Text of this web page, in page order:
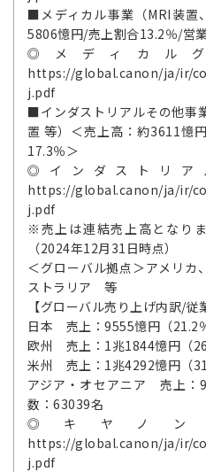
■メディカル事業（MRI装置
5806憶円/売上割合13.2％/営
◎メディカル
https://global.canon/ja/ir/
j.pdf
■インダストリアルその他事
置 等）＜売上高：約3611憶
17.3％＞
◎インダストリア
https://global.canon/ja/ir/
j.pdf
※売上は連結売上高となり
（2024年12月31日時点）
＜グローバル拠点＞アメリカ
ストラリア 等
【グローバル売り上げ内訳/従
日本 売上：9555憶円（21.2
欧州 売上：1兆1844憶円（
米州 売上：1兆4292憶円（
アジア・オセアニア 売上：
数：63039名
◎キヤノン
https://global.canon/ja/ir/
j.pdf